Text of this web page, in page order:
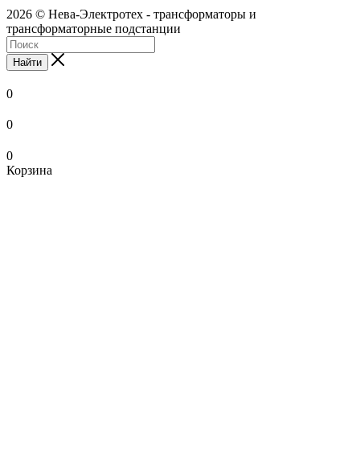
2026 © Нева-Электротех - трансформаторы и
трансформаторные подстанции
Найти
0
0
0
Корзина